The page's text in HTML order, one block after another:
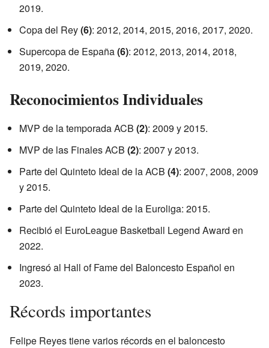
2019.
Copa del Rey(6): 2012, 2014, 2015, 2016, 2017, 2020.
Supercopa de España(6): 2012, 2013, 2014, 2018,
2019, 2020.
Reconocimientos Individuales
MVP de la temporada ACB (2): 2009 y 2015.
MVP de las Finales ACB (2): 2007 y 2013.
Parte del Quinteto Ideal de la ACB (4): 2007, 2008, 2009
y 2015.
Parte del Quinteto Ideal de la Euroliga: 2015.
Recibió el EuroLeague Basketball Legend Award en
2022.
Ingresó al Hall of Fame del Baloncesto Español en
2023.
Récords importantes
Felipe Reyes tiene varios récords en el baloncesto